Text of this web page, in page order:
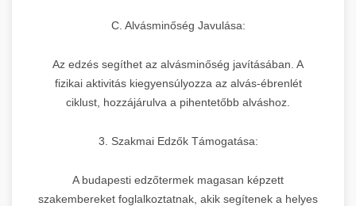
C. Alvásminőség Javulása:
Az edzés segíthet az alvásminőség javításában. A
fizikai aktivitás kiegyensúlyozza az alvás-ébrenlét
ciklust, hozzájárulva a pihentetőbb alváshoz.
3. Szakmai Edzők Támogatása:
A budapesti edzőtermek magasan képzett
szakembereket foglalkoztatnak, akik segítenek a helyes